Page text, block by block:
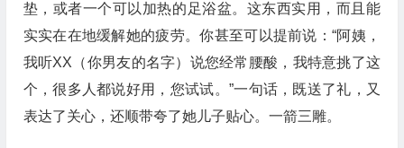
垫，或者一个可以加热的足浴盆。这东西实用，而且能
实实在在地缓解她的疲劳。你甚至可以提前说：“阿姨，
我听XX（你男友的名字）说您经常腰酸，我特意挑了这
个，很多人都说好用，您试试。”一句话，既送了礼，又
表达了关心，还顺带夸了她儿子贴心。一箭三雕。